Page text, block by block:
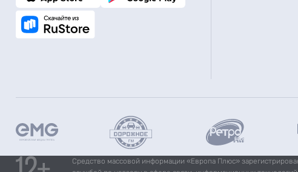
Средство массовой информации «Европа Плюс»